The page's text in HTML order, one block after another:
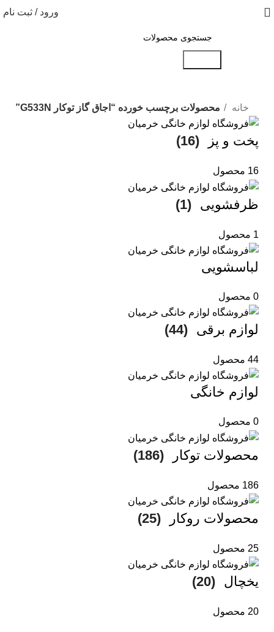
ورود / ثبت نام
خانه محصولات برچسب خورده “اجاق گاز توکار G533N”
پخت و پز (16)
16 محصول
ظرفشویی (1)
1 محصول
لباسشویی
0 محصول
لوازم برقی (44)
44 محصول
لوازم خانگی
0 محصول
محصولات توکار (186)
186 محصول
محصولات روکار (25)
25 محصول
یخچال (20)
20 محصول